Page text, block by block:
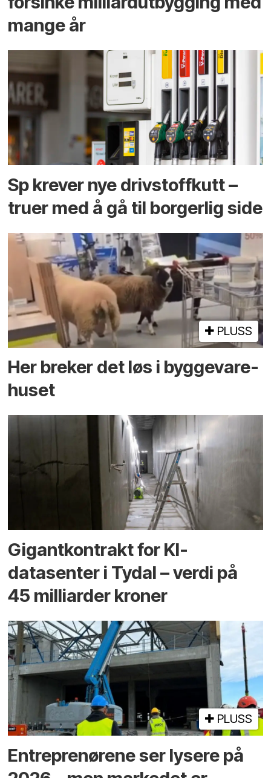
mange år
Sp krever nye drivstoffkutt –
truer med å gå til borgerlig side
PLUSS
Her breker det løs i bygge­vare­
huset
Gigantkontrakt for KI-
datasenter i Tydal – verdi på
45 milliarder kroner
PLUSS
Entreprenørene ser lysere på